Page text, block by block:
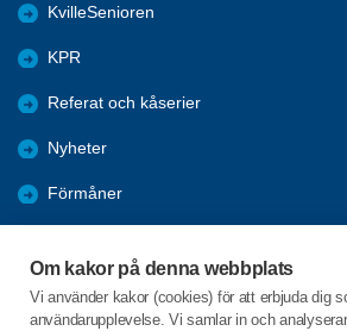
Om kakor på denna webbplats
Vi använder kakor (cookies) för att erbjuda dig
användarupplevelse. Vi samlar in och
KvilleSenioren
KPR
Referat och kåserier
Nyheter
Förmåner
Tanums kommun